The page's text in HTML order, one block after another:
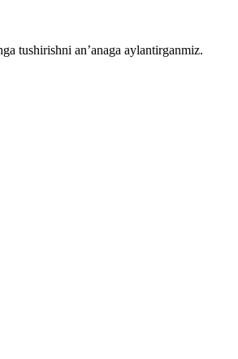
tushirishni an’anaga aylantirganmiz.